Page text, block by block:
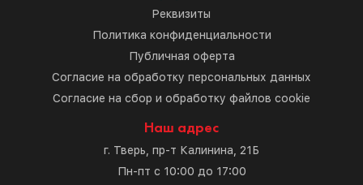
Реквизиты
Политика конфиденциальности
Публичная оферта
Согласие на обработку персональных данных
Согласие на сбор и обработку файлов cookie
Наш адрес
г. Тверь, пр-т Калинина, 21Б
Пн-пт с 10:00 до 17:00